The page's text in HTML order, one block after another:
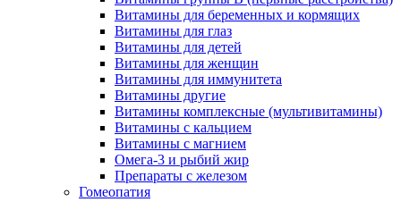
Витамины для беременных и кормящих
Витамины для глаз
Витамины для детей
Витамины для женщин
Витамины для иммунитета
Витамины другие
Витамины комплексные (мультивитамины)
Витамины с кальцием
Витамины с магнием
Омега-3 и рыбий жир
Препараты с железом
Гомеопатия